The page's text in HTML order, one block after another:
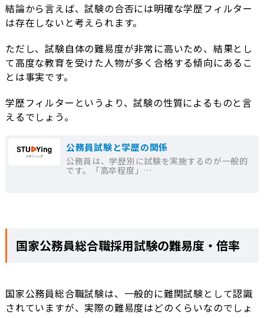
結論から言えば、試験の合否には明確な学歴フィルター
は存在しないと考えられます。
ただし、試験自体の難易度が非常に高いため、結果とし
て高度な教育を受けた人物が多く合格する傾向にあるこ
とは事実です。
学歴フィルターというより、試験の性質によるものと言
えるでしょう。
公務員試験と学歴の関係
公務員は、学歴別に試験を実施するのが一般的
です。「高卒程度」…
国家公務員総合職採用試験の難易度・倍率
国家公務員総合職試験は、一般的に難関試験として認識
されていますが、実際の難易度はどのくらいなのでしょ